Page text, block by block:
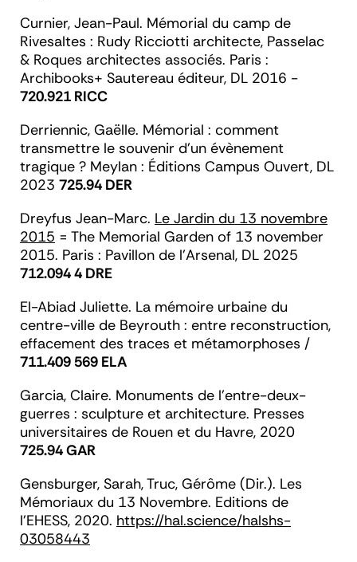
Curnier, Jean-Paul. Mémorial du camp de
Rivesaltes : Rudy Ricciotti architecte, Passelac
& Roques architectes associés. Paris :
Archibooks+ Sautereau éditeur, DL 2016 -
720.921 RICC
Derriennic, Gaëlle. Mémorial : comment
transmettre le souvenir d'un évènement
tragique ? Meylan : Éditions Campus Ouvert, DL
2023 725.94 DER
Dreyfus Jean-Marc. Le Jardin du 13 novembre
2015 = The Memorial Garden of 13 november
2015. Paris : Pavillon de l'Arsenal, DL 2025
712.094 4 DRE
El-Abiad Juliette. La mémoire urbaine du
centre-ville de Beyrouth : entre reconstruction,
effacement des traces et métamorphoses /
711.409 569 ELA
Garcia, Claire. Monuments de l'entre-deux-
guerres : sculpture et architecture. Presses
universitaires de Rouen et du Havre, 2020
725.94 GAR
Gensburger, Sarah,Truc, Gérôme (Dir.). Les
Mémoriaux du 13 Novembre. Editions de
l’EHESS, 2020. https://hal.science/halshs-
03058443